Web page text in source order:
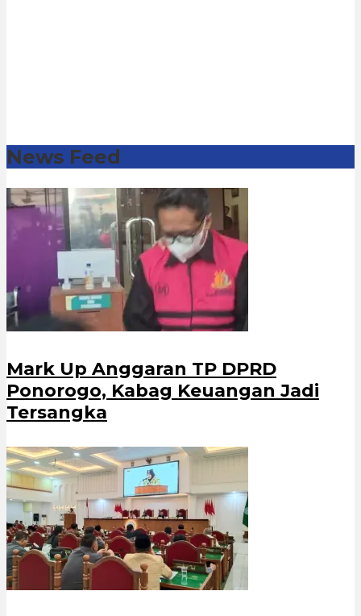
News Feed
Mark Up Anggaran TP DPRD
Ponorogo, Kabag Keuangan Jadi
Tersangka